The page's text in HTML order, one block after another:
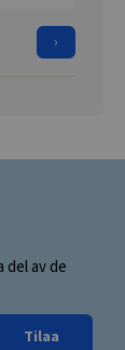
›
av de
Tilaa